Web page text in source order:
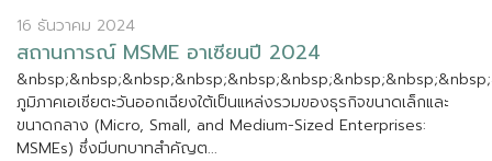
16 ธันวาคม 2024
สถานการณ MSME อาเซยนป 2024
&nbsp;&nbsp;&nbsp;&nbsp;&nbsp;&nbsp;&nbsp;&nbsp;&nbsp;
ภมภาคเอเชยตะวนออกเฉยงใตเปนแหลงรวมของธรกจขนาดเลกและ
ขนาดกลาง (Micro, Small, and Medium-Sized Enterprises:
MSMEs) ซงมบทบาทสคญต...